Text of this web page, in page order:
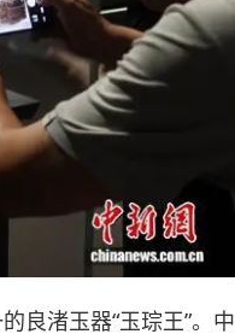
良渚玉器“玉琮王”。中